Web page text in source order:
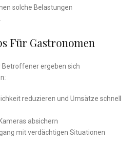
solche Belastungen
Für Gastronomen
Betroffener ergeben sich
reduzieren und Umsätze schnell
absichern
mit verdächtigen Situationen